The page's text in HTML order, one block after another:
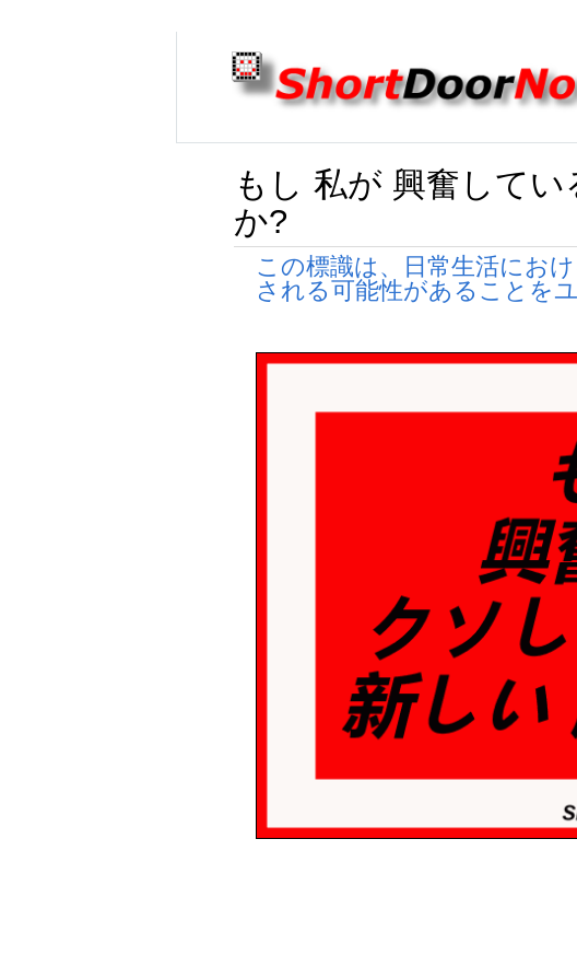
もし 私が 興奮して
か?
この標識は、日常生活にお
される可能性があることを